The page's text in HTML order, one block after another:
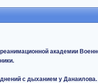
академии
с дыханием у Данаилова.